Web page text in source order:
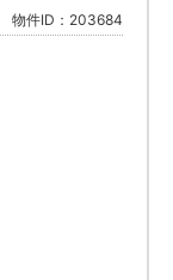
物件ID：203684